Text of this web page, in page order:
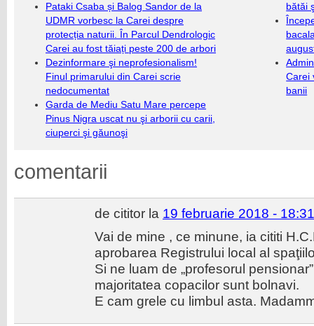
Pataki Csaba și Balog Sandor de la
UDMR vorbesc la Carei despre
protecția naturii. În Parcul Dendrologic
Carei au fost tăiați peste 200 de arbori
Dezinformare şi neprofesionalism!
Finul primarului din Carei scrie
nedocumentat
Garda de Mediu Satu Mare percepe
Pinus Nigra uscat nu şi arborii cu carii,
ciuperci şi găunoşi
bătăi
Carei
banii
comentarii
de cititor la 19 februarie 2018 - 18:31
Vai de mine , ce minune, ia cititi
aprobarea Registrului local al
Si ne luam de „profesorul
majoritatea copacilor sunt bolnavi.
E cam grele cu limbul asta.